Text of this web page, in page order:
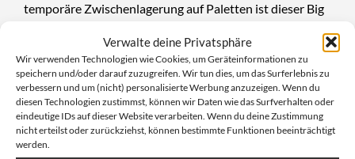
Verwalte deine Privatsphäre
Wir verwenden Technologien wie Cookies, um Geräteinformationen zu
speichern und/oder darauf zuzugreifen. Wir tun dies, um das Surferlebnis zu
verbessern und um (nicht) personalisierte Werbung anzuzeigen. Wenn du
diesen Technologien zustimmst, können wir Daten wie das Surfverhalten oder
eindeutige IDs auf dieser Website verarbeiten. Wenn du deine Zustimmung
nicht erteilst oder zurückziehst, können bestimmte Funktionen beeinträchtigt
werden.
temporäre Zwischenlagerung auf Paletten ist dieser Big
Robuste Hebeschlaufen für einfaches
Handling
Ausgestattet mit